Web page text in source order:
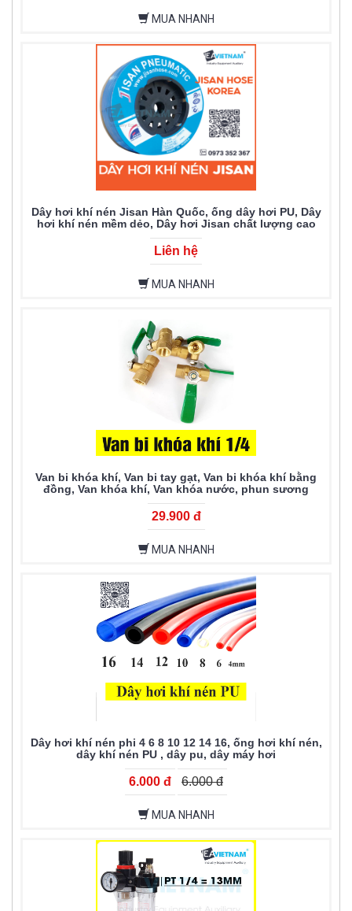
MUA NHANH
Dây hơi khí nén Jisan Hàn Quốc, ống dây hơi PU, Dây
hơi khí nén mềm dẻo, Dây hơi Jisan chất lượng cao
Liên hệ
MUA NHANH
Van bi khóa khí, Van bi tay gạt, Van bi khóa khí bằng
đồng, Van khóa khí, Van khóa nước, phun sương
29.900 đ
MUA NHANH
Dây hơi khí nén phi 4 6 8 10 12 14 16, ống hơi khí nén,
dây khí nén PU , dây pu, dây máy hơi
6.000 đ 6.000 đ
MUA NHANH